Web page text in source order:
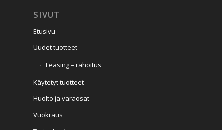
SIVUT
Etusivu
Uudet tuotteet
Leasing – rahoitus
Käytetyt tuotteet
Huolto ja varaosat
Vuokraus